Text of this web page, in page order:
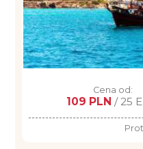
Cena od:
109 PLN / 25